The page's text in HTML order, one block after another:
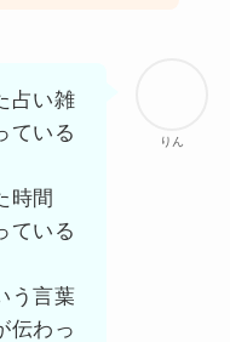
りん
占い雑
ている
時間
ている
う言葉
伝わっ